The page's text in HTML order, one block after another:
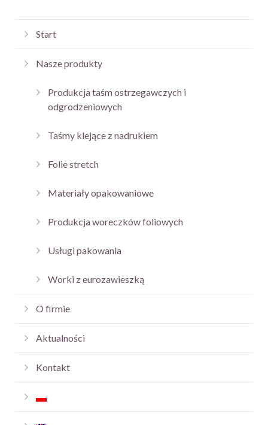
Start
Nasze produkty
Produkcja taśm ostrzegawczych i
odgrodzeniowych
Taśmy klejące z nadrukiem
Folie stretch
Materiały opakowaniowe
Produkcja woreczków foliowych
Usługi pakowania
Worki z eurozawieszką
O firmie
Aktualności
Kontakt